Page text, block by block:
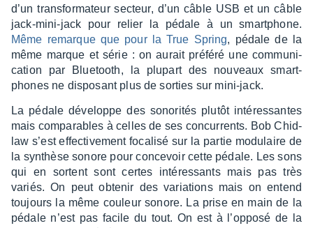
d’un trans­for­ma­teur secteur, d’un câble USB et un câble
jack-mini-jack pour relier la pédale à un smart­phone.
Même remarque que pour la True Spring, pédale de la
même marque et série : on aurait préféré une commu­ni­
ca­tion par Blue­tooth, la plupart des nouveaux smart­
phones ne dispo­sant plus de sorties sur mini-jack.
La pédale déve­loppe des sono­ri­tés plutôt inté­res­santes
mais compa­rables à celles de ses concur­rents. Bob Chid­
law s’est effec­ti­ve­ment foca­lisé sur la partie modu­laire de
la synthèse sonore pour conce­voir cette pédale. Les sons
qui en sortent sont certes inté­res­sants mais pas très
variés. On peut obte­nir des varia­tions mais on entend
toujours la même couleur sonore. La prise en main de la
pédale n’est pas facile du tout. On est à l’op­posé de la